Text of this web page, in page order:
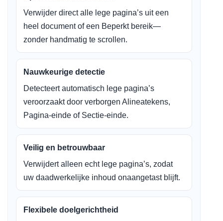
Verwijder direct alle lege pagina’s uit een
heel document of een Beperkt bereik—
zonder handmatig te scrollen.
Nauwkeurige detectie
Detecteert automatisch lege pagina’s
veroorzaakt door verborgen Alineatekens,
Pagina-einde of Sectie-einde.
Veilig en betrouwbaar
Verwijdert alleen echt lege pagina’s, zodat
uw daadwerkelijke inhoud onaangetast blijft.
Flexibele doelgerichtheid